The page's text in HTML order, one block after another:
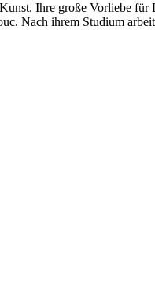
Ihre große Vorliebe für
Nach ihrem Studium